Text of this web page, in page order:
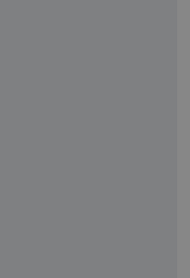
como: los campos
el delfinario, contribuye a